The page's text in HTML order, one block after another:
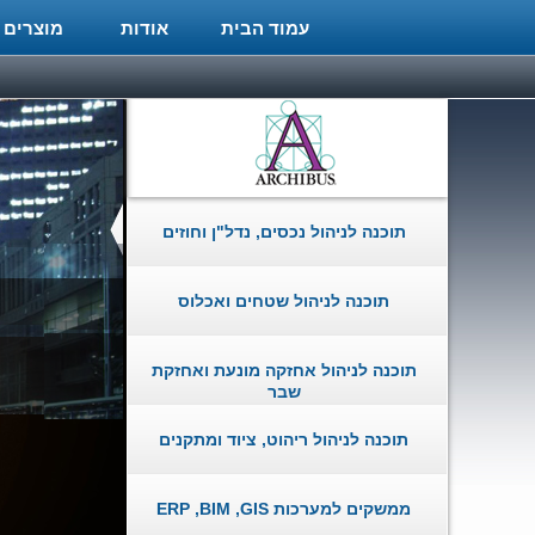
עמוד הבית אודות מוצרים
תוכנה לניהול נכסים, נדל"ן וחוזים
תוכנה לניהול שטחים ואכלוס
תוכנה לניהול אחזקה מונעת ואחזקת
שבר
תוכנה לניהול ריהוט, ציוד ומתקנים
ממשקים למערכות ERP ,BIM ,GIS
Worldwide News on ARCHIBUS
Worldwide News on ARCHIBUS